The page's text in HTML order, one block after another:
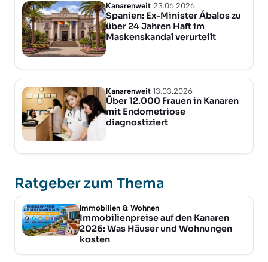
Kanarenweit 23.06.2026
Spanien: Ex-Minister Ábalos zu
über 24 Jahren Haft im
Maskenskandal verurteilt
Kanarenweit 13.03.2026
Über 12.000 Frauen in Kanaren
mit Endometriose
diagnostiziert
Ratgeber zum Thema
Immobilien & Wohnen
Immobilienpreise auf den Kanaren
2026: Was Häuser und Wohnungen
kosten